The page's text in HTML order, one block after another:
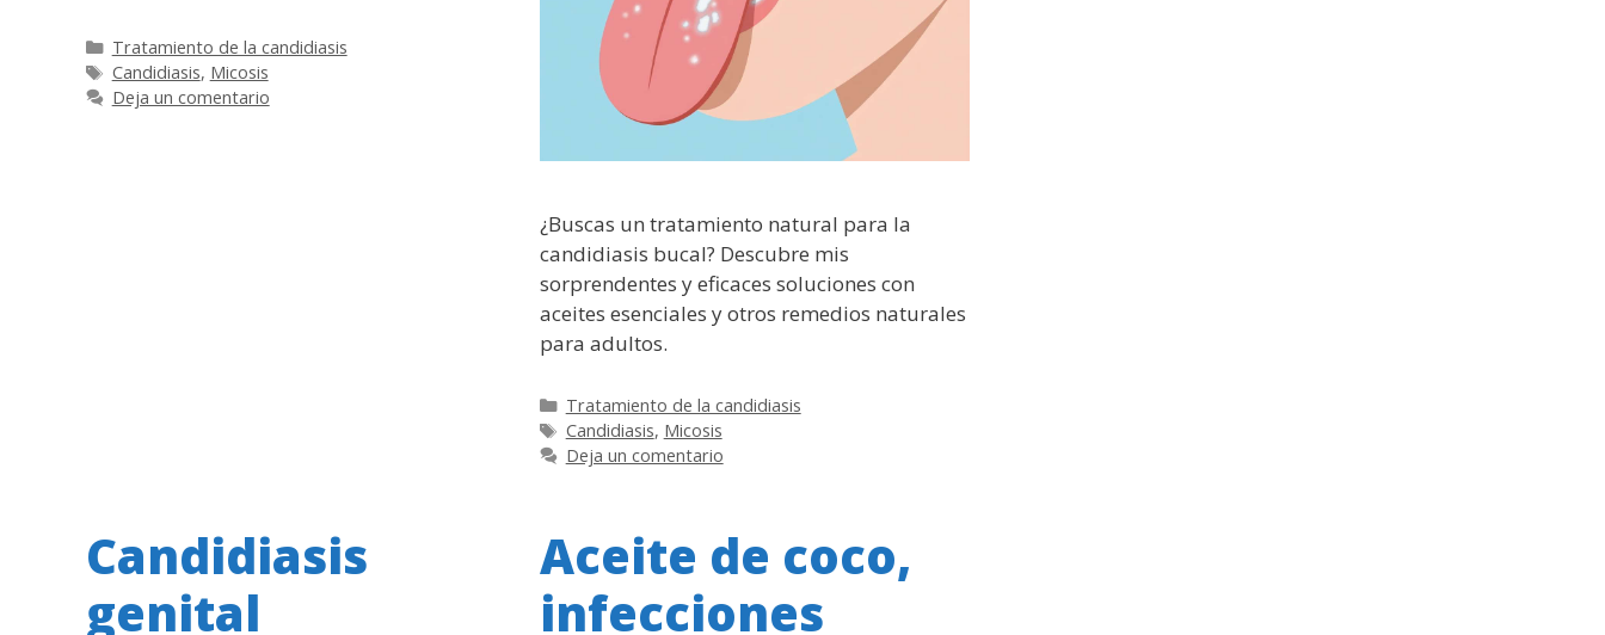
Categorías
Tratamiento de la candidiasis
Etiquetas
Candidiasis, Micosis
Deja un comentario
¿Buscas un tratamiento natural para la
candidiasis bucal? Descubre mis
sorprendentes y eficaces soluciones con
aceites esenciales y otros remedios naturales
para adultos.
Categorías
Tratamiento de la candidiasis
Etiquetas
Candidiasis, Micosis
Deja un comentario
Candidiasis
genital
Aceite de coco,
infecciones